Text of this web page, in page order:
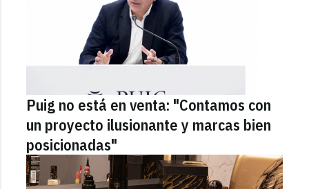
Puig no está en venta: "Contamos con
un proyecto ilusionante y marcas bien
posicionadas"